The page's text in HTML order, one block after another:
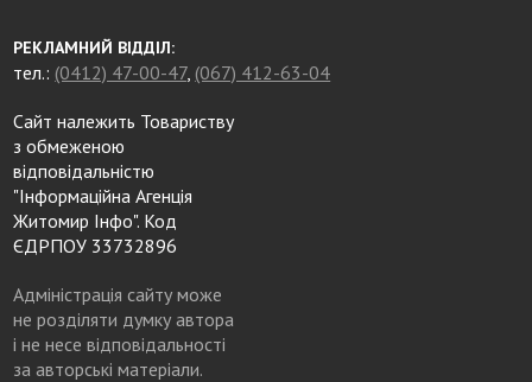
РЕКЛАМНИЙ ВІДДІЛ:
тел.: (0412) 47-00-47, (067) 412-63-04
Сайт належить Товариству
з обмеженою
відповідальністю
"Інформаційна Агенція
Житомир Інфо". Код
ЄДРПОУ 33732896
Адміністрація сайту може
не розділяти думку автора
і не несе відповідальності
за авторські матеріали.